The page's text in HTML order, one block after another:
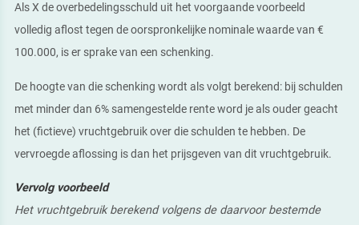
Als X de overbedelingsschuld uit het voorgaande voorbeeld
volledig aflost tegen de oorspronkelijke nominale waarde van €
100.000, is er sprake van een schenking.
De hoogte van die schenking wordt als volgt berekend: bij schulden
met minder dan 6% samengestelde rente word je als ouder geacht
het (fictieve) vruchtgebruik over die schulden te hebben. De
vervroegde aflossing is dan het prijsgeven van dit vruchtgebruik.
Vervolg voorbeeld
Het vruchtgebruik berekend volgens de daarvoor bestemde